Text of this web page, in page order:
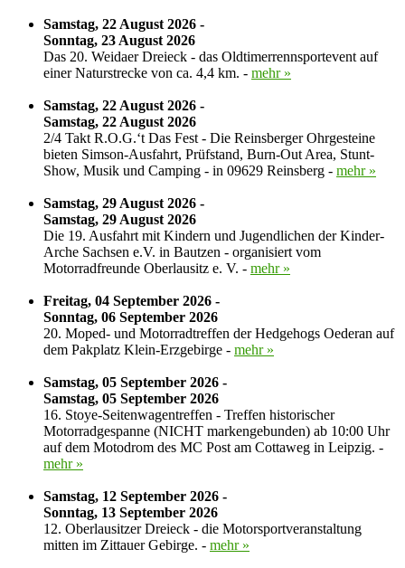
Samstag, 22 August 2026 -
Sonntag, 23 August 2026
Das 20. Weidaer Dreieck - das Oldtimerrennsportevent auf
einer Naturstrecke von ca. 4,4 km. - mehr »
Samstag, 22 August 2026 -
Samstag, 22 August 2026
2/4 Takt R.O.G.‘t Das Fest - Die Reinsberger Ohrgesteine
bieten Simson-Ausfahrt, Prüfstand, Burn-Out Area, Stunt-
Show, Musik und Camping - in 09629 Reinsberg - mehr »
Samstag, 29 August 2026 -
Samstag, 29 August 2026
Die 19. Ausfahrt mit Kindern und Jugendlichen der Kinder-
Arche Sachsen e.V. in Bautzen - organisiert vom
Motorradfreunde Oberlausitz e. V. - mehr »
Freitag, 04 September 2026 -
Sonntag, 06 September 2026
20. Moped- und Motorradtreffen der Hedgehogs Oederan auf
dem Pakplatz Klein-Erzgebirge - mehr »
Samstag, 05 September 2026 -
Samstag, 05 September 2026
16. Stoye-Seitenwagentreffen - Treffen historischer
Motorradgespanne (NICHT markengebunden) ab 10:00 Uhr
auf dem Motodrom des MC Post am Cottaweg in Leipzig. -
mehr »
Samstag, 12 September 2026 -
Sonntag, 13 September 2026
12. Oberlausitzer Dreieck - die Motorsportveranstaltung
mitten im Zittauer Gebirge. - mehr »